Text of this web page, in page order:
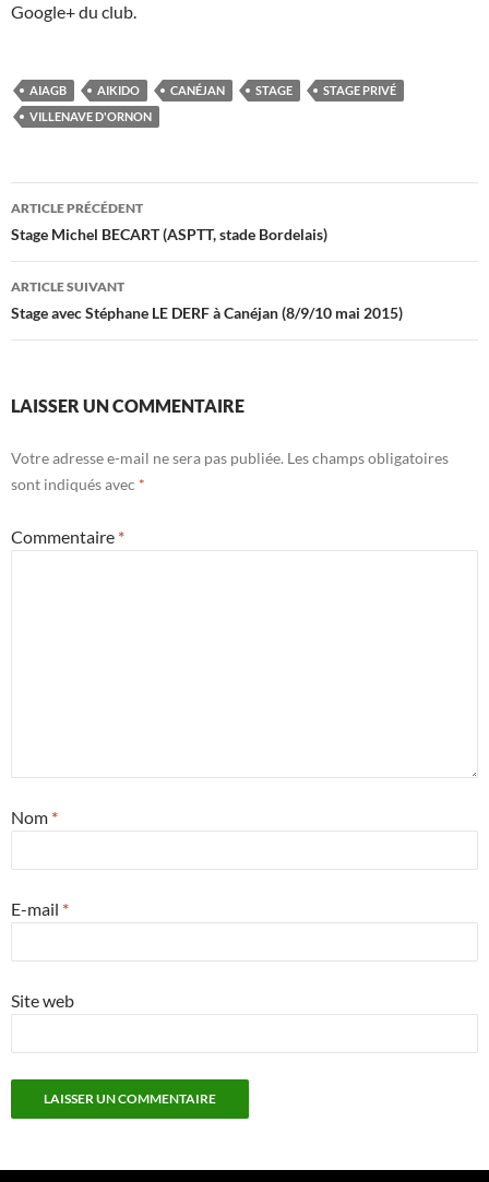
Google+ du club.
AIAGB AIKIDO CANÉJAN STAGE
STAGE PRIVÉ
VILLENAVE D'ORNON
Navigation
des
articles
ARTICLE PRÉCÉDENT
Stage Michel BECART (ASPTT, stade Bordelais)
ARTICLE SUIVANT
Stage avec Stéphane LE DERF à Canéjan (8/9/10 mai 2015)
LAISSER UN COMMENTAIRE
Votre adresse e-mail ne sera pas publiée. Les champs obligatoires
sont indiqués avec *
Commentaire *
Nom *
E-mail *
Site web